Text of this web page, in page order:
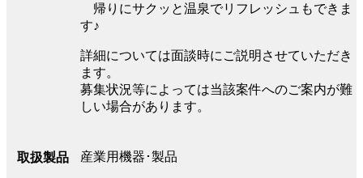
帰りにサクッと温泉でリフレッシュもできま
す♪
詳細については面談時にご説明させていただき
ます。
募集状況等によっては当該案件へのご案内が難
しい場合があります。
取扱製品 産業用機器･製品